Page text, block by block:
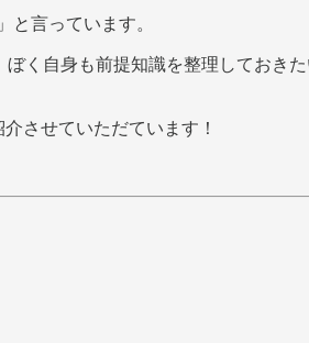
と言っています。
く自身も前提知識を整理しておき
介させていただています！